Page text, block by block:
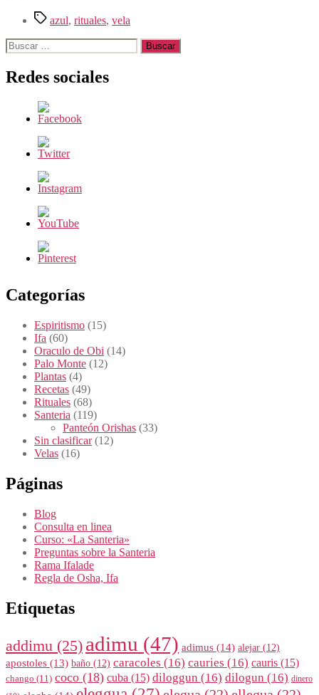
Etiquetas
azul, rituales, vela
Buscar:
Redes sociales
Categorías
Espiritismo (15)
Ifa (60)
Oraculo de Obi (14)
Palo Monte (12)
Plantas (4)
Recetas (49)
Rituales (68)
Santeria (119)
Panteón Orishas (33)
Sin clasificar(12)
Velas (16)
Páginas
Blog
Consulta en linea
Curso: «La Santeria»
Preguntas sobre la Santeria
Rama Ifalade
Regla de Osha, Ifa
Etiquetas
addimu (25) adimu (47) adimus (14) alejar (12)
apostoles (13) baño (12) caracoles (16) cauries (16) cauris (15)
chango (11) coco (18) cuba (15) diloggun (16) dilogun (16) dinero